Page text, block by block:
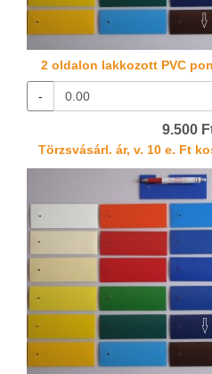
2 oldalon lakkozott PVC
-
9.500
Törzsvásárl. ár, v. 10 e. Ft